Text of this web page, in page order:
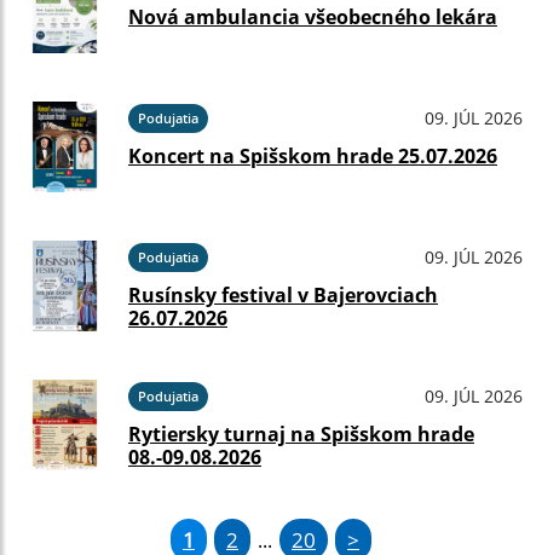
Nová ambulancia všeobecného lekára
Podujatia 09. JÚL 2026
Koncert na Spišskom hrade 25.07.2026
Podujatia 09. JÚL 2026
Rusínsky festival v Bajerovciach
26.07.2026
Podujatia 09. JÚL 2026
Rytiersky turnaj na Spišskom hrade
08.-09.08.2026
1 2 ... 20 >